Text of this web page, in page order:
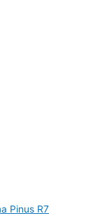
Pinus R7